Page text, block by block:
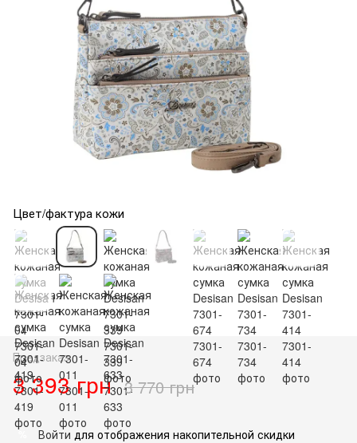
Цвет/фактура кожи
Предзаказ
3 393 грн 3 770 грн
% Войти для отображения накопительной скидки